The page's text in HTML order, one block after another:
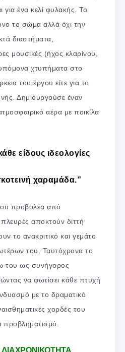
για ένα κελί φυλακής. Το
το σώμα αλλά όχι την
διαστήματα,
μουσικές (ήχος κλαρίνου,
χτυπήματα στο
του έργου είτε για το
Δημιουργούσε έναν
αέρα με ποικίλα
είδους ιδεολογίες
χαραμάδα.”
προβολέα από
πλευρές αποκτούν διττή
το ανακριτικό και γεμάτο
του. Ταυτόχρονα το
του ως συνήγορος
να φωτίσει κάθε πτυχή
με το δραματικό
χορδές του
προβληματισμό.